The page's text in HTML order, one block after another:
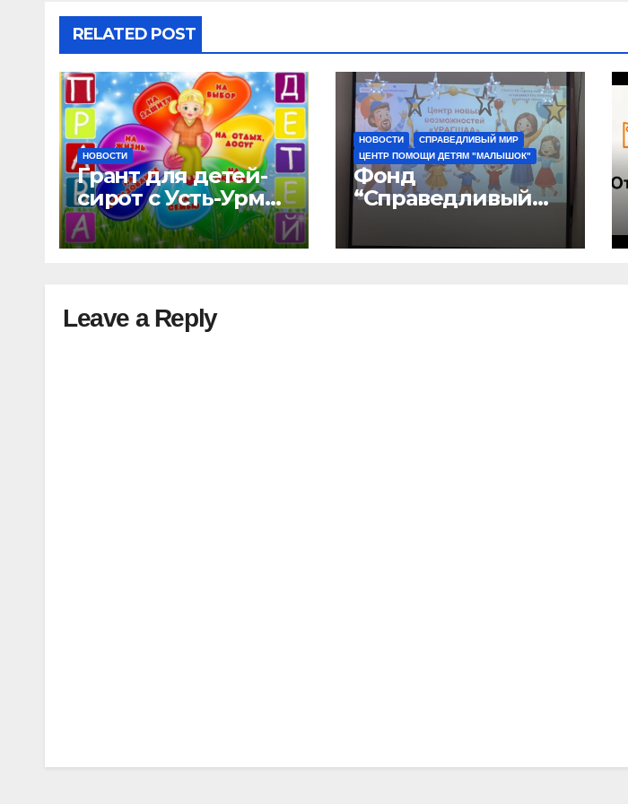
RELATED POST
НОВОСТИ
Грант для детей-
сирот с Усть-Урмы
и детского дома
“Малышок”
НОВОСТИ
СПРАВЕДЛИВЫЙ МИР
ЦЕНТР ПОМОЩИ ДЕТЯМ "МАЛЫШОК"
Фонд
“Справедливый
дом “Малышок”
Leave a Reply